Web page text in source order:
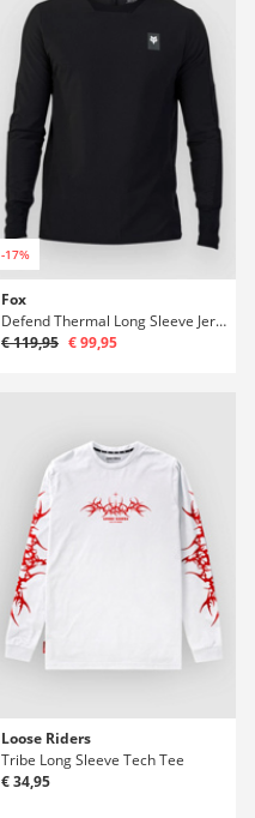
-17%
Fox
Defend Thermal Long Sleeve Jersey
€ 119,95 € 99,95
Loose Riders
Tribe Long Sleeve Tech Tee
€ 34,95